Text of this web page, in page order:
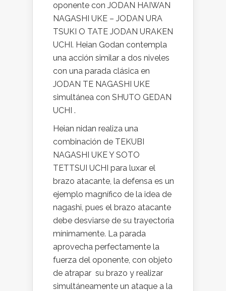
oponente con JODAN HAIWAN
NAGASHI UKE – JODAN URA
TSUKI O TATE JODAN URAKEN
UCHI. Heian Godan contempla
una acción similar a dos niveles
con una parada clásica en
JODAN TE NAGASHI UKE
simultánea con SHUTO GEDAN
UCHI .
Heian nidan realiza una
combinación de TEKUBI
NAGASHI UKE Y SOTO
TETTSUI UCHI para luxar el
brazo atacante, la defensa es un
ejemplo magnífico de la idea de
nagashi, pues el brazo atacante
debe desviarse de su trayectoria
mínimamente. La parada
aprovecha perfectamente la
fuerza del oponente, con objeto
de atrapar su brazo y realizar
simultáneamente un ataque a la